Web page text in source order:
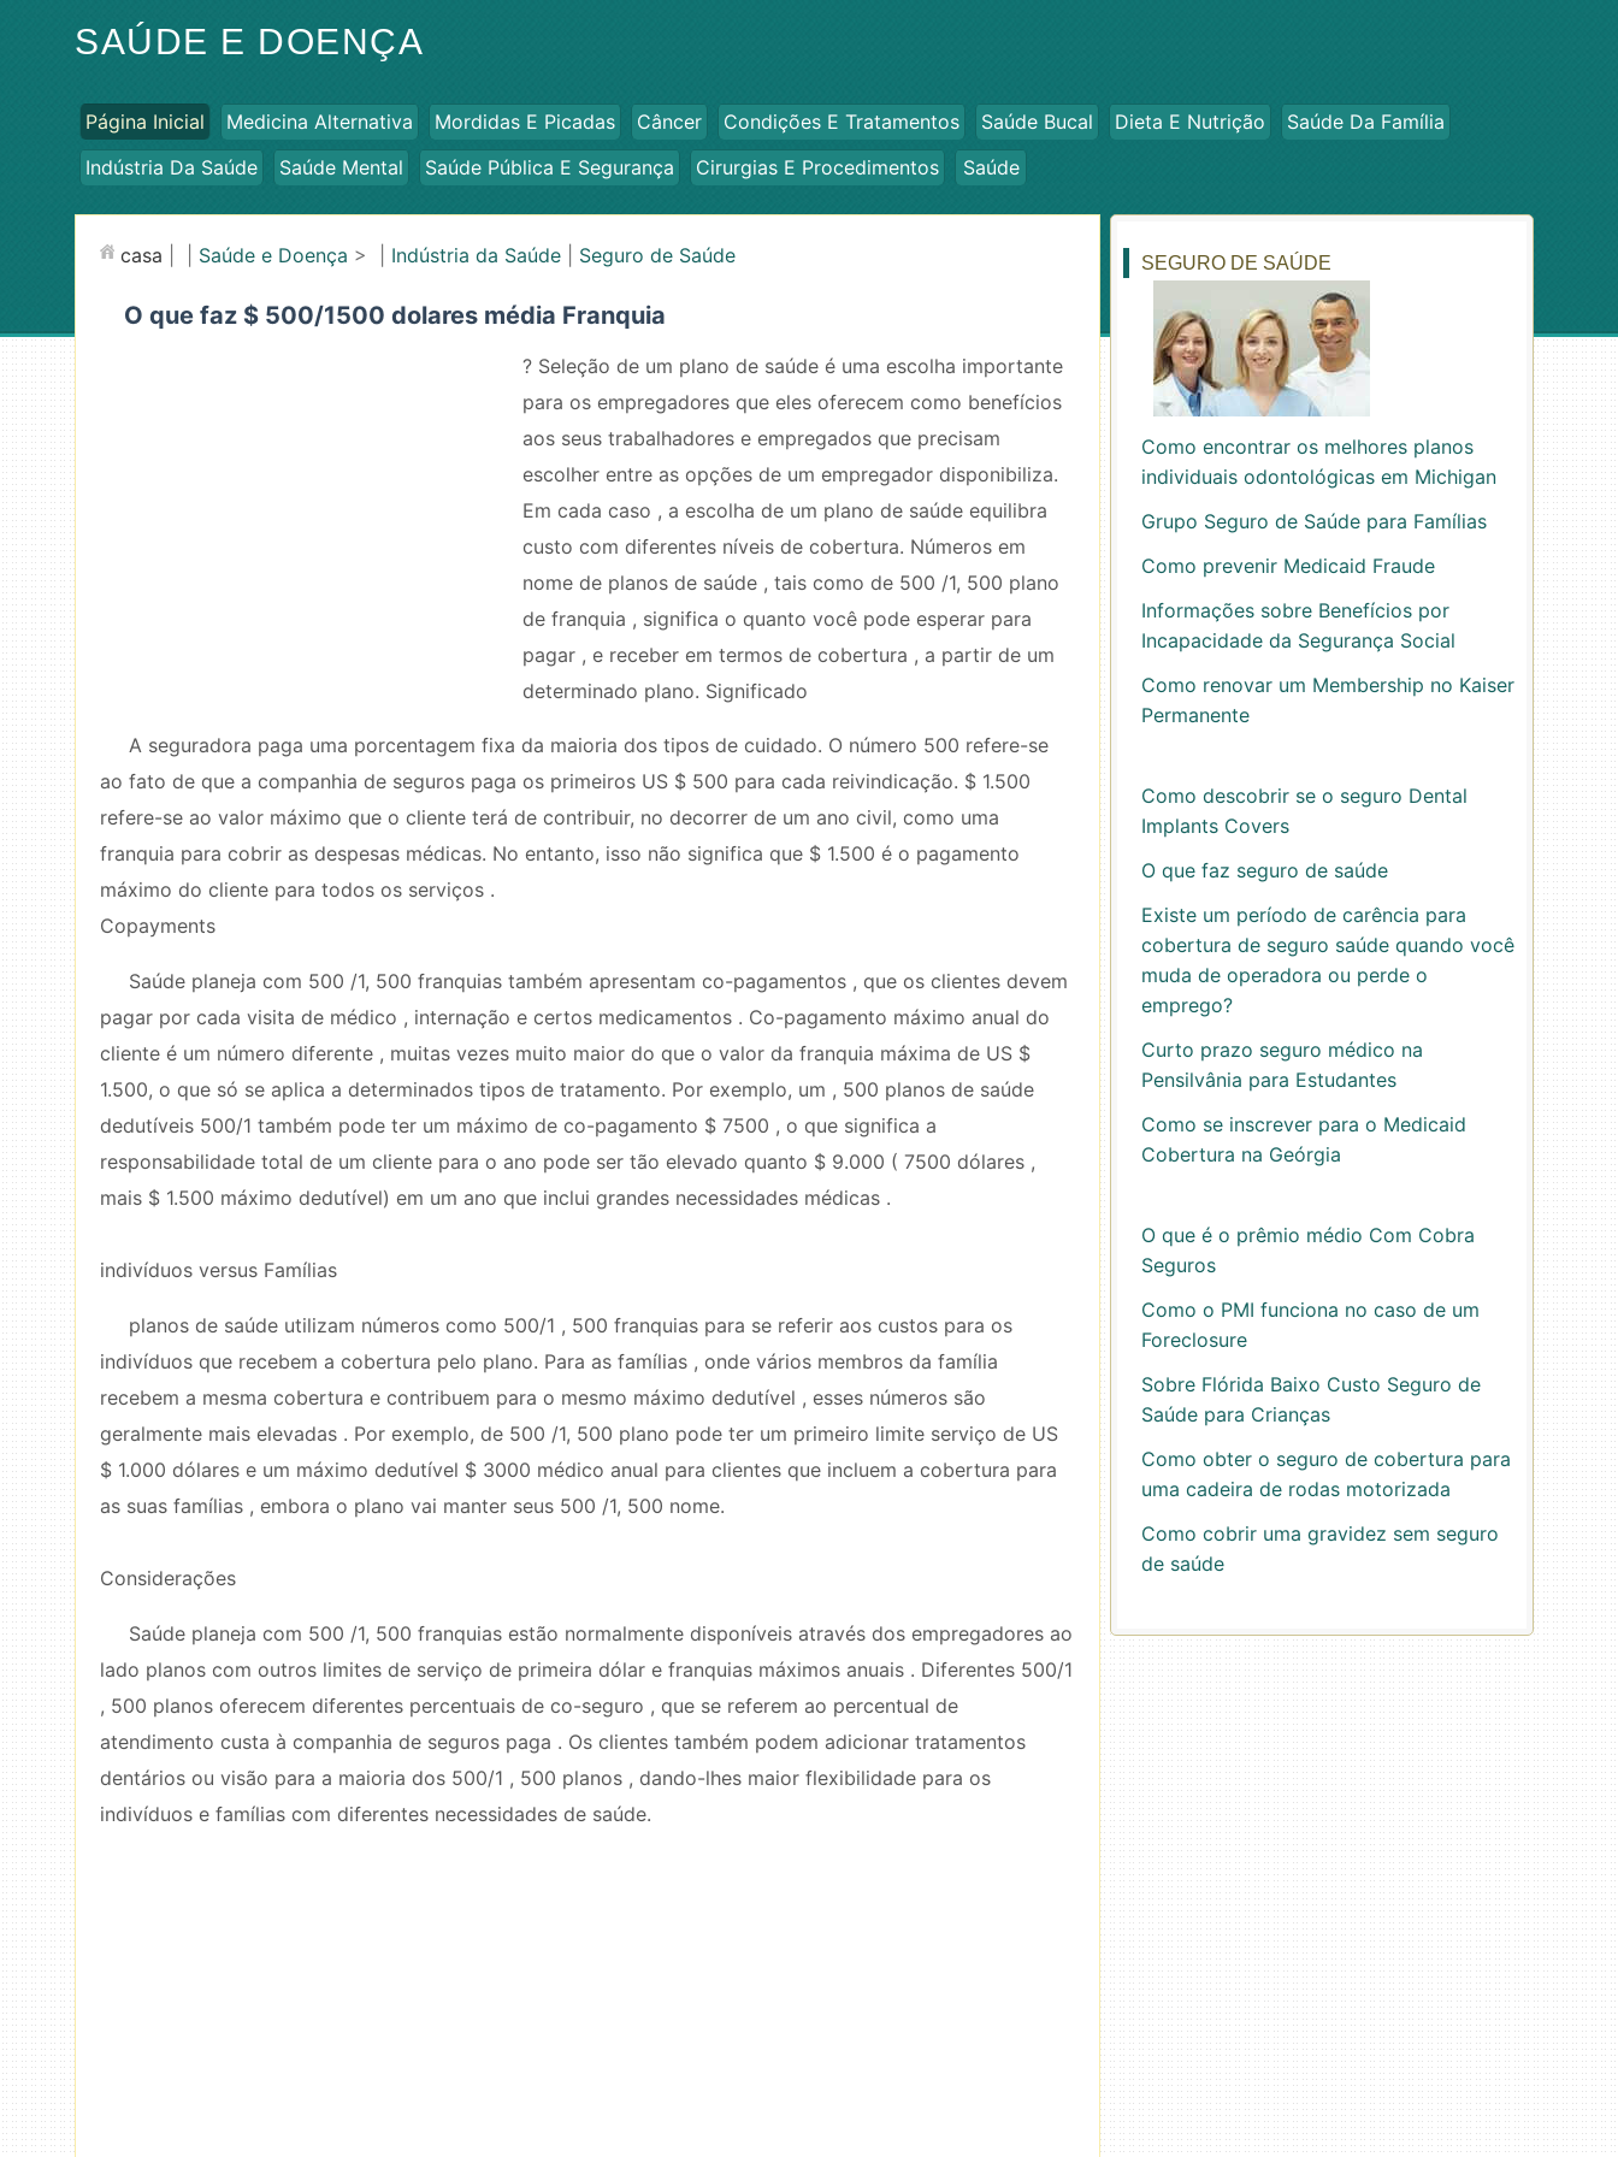
SAÚDE E DOENÇA
Página Inicial Medicina Alternativa Mordidas E Picadas Câncer Condições E Tratamentos Saúde Bucal Dieta E Nutrição
Saúde Da Família
Indústria Da Saúde
Saúde Mental Saúde Pública E Segurança Cirurgias E Procedimentos Saúde
casa Saúde e Doença > | Indústria da Saúde Seguro de Saúde
O que faz $ 500/1500 dolares média Franquia
? Seleção de um plano de saúde é uma escolha importante
para os empregadores que eles oferecem como benefícios
aos seus trabalhadores e empregados que precisam
escolher entre as opções de um empregador disponibiliza.
Em cada caso , a escolha de um plano de saúde equilibra
custo com diferentes níveis de cobertura. Números em
nome de planos de saúde , tais como de 500 /1, 500 plano
de franquia , significa o quanto você pode esperar para
pagar , e receber em termos de cobertura , a partir de um
determinado plano. Significado
A seguradora paga uma porcentagem fixa da maioria dos tipos de cuidado. O número 500 refere-se
ao fato de que a companhia de seguros paga os primeiros US $ 500 para cada reivindicação. $ 1.500
refere-se ao valor máximo que o cliente terá de contribuir, no decorrer de um ano civil, como uma
franquia para cobrir as despesas médicas. No entanto, isso não significa que $ 1.500 é o pagamento
máximo do cliente para todos os serviços .
Copayments
Saúde planeja com 500 /1, 500 franquias também apresentam co-pagamentos , que os clientes devem
pagar por cada visita de médico , internação e certos medicamentos . Co-pagamento máximo anual do
cliente é um número diferente , muitas vezes muito maior do que o valor da franquia máxima de US $
1.500, o que só se aplica a determinados tipos de tratamento. Por exemplo, um , 500 planos de saúde
dedutíveis 500/1 também pode ter um máximo de co-pagamento $ 7500 , o que significa a
responsabilidade total de um cliente para o ano pode ser tão elevado quanto $ 9.000 ( 7500 dólares ,
mais $ 1.500 máximo dedutível) em um ano que inclui grandes necessidades médicas .
indivíduos versus Famílias
planos de saúde utilizam números como 500/1 , 500 franquias para se referir aos custos para os
indivíduos que recebem a cobertura pelo plano. Para as famílias , onde vários membros da família
recebem a mesma cobertura e contribuem para o mesmo máximo dedutível , esses números são
geralmente mais elevadas . Por exemplo, de 500 /1, 500 plano pode ter um primeiro limite serviço de US
$ 1.000 dólares e um máximo dedutível $ 3000 médico anual para clientes que incluem a cobertura para
as suas famílias , embora o plano vai manter seus 500 /1, 500 nome.
Considerações
Saúde planeja com 500 /1, 500 franquias estão normalmente disponíveis através dos empregadores ao
lado planos com outros limites de serviço de primeira dólar e franquias máximos anuais . Diferentes 500/1
, 500 planos oferecem diferentes percentuais de co-seguro , que se referem ao percentual de
atendimento custa à companhia de seguros paga . Os clientes também podem adicionar tratamentos
dentários ou visão para a maioria dos 500/1 , 500 planos , dando-lhes maior flexibilidade para os
indivíduos e famílias com diferentes necessidades de saúde.
SEGURO DE SAÚDE
Como encontrar os melhores planos
individuais odontológicas em Michigan
Grupo Seguro de Saúde para Famílias
Como prevenir Medicaid Fraude
Informações sobre Benefícios por
Incapacidade da Segurança Social
Como renovar um Membership no Kaiser
Permanente
Como descobrir se o seguro Dental
Implants Covers
O que faz seguro de saúde
Existe um período de carência para
cobertura de seguro saúde quando você
muda de operadora ou perde o
emprego?
Curto prazo seguro médico na
Pensilvânia para Estudantes
Como se inscrever para o Medicaid
Cobertura na Geórgia
O que é o prêmio médio Com Cobra
Seguros
Como o PMI funciona no caso de um
Foreclosure
Sobre Flórida Baixo Custo Seguro de
Saúde para Crianças
Como obter o seguro de cobertura para
uma cadeira de rodas motorizada
Como cobrir uma gravidez sem seguro
de saúde